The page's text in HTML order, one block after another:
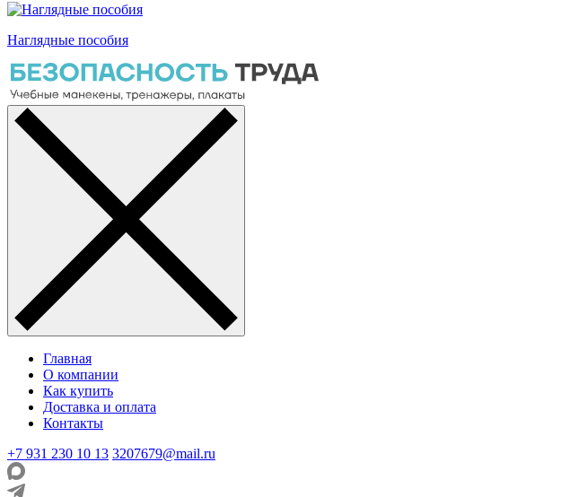
Наглядные пособия
Главная
О компании
Как купить
Доставка и оплата
Контакты
+7 931 230 10 13 3207679@mail.ru